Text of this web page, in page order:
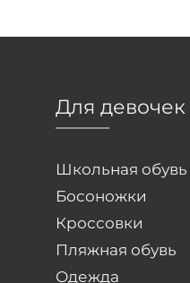
Для девочек
Школьная обувь
Босоножки
Кроссовки
Пляжная обувь
Одежда